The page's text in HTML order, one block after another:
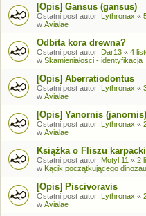
[Opis] Gansus (gansus)
Ostatni post autor: Lythronax «
w Avialae
Odbita kora drewna?
Ostatni post autor: Dar13 « 4
w Skamieniałości - identyfikacja
[Opis] Aberratiodontus
Ostatni post autor: Lythronax «
w Avialae
[Opis] Yanornis (janornis)
Ostatni post autor: Lythronax «
w Avialae
Książka o Fliszu
Ostatni post autor: Motyl.11 « 2
w Kącik początkującego
[Opis] Piscivoravis
Ostatni post autor: Lythronax «
w Avialae